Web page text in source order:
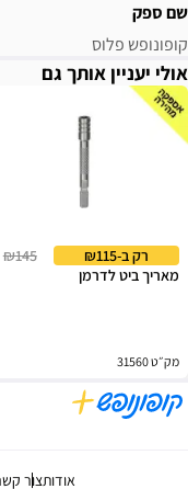
שם ספק
קופונופש פלוס
אולי יעניין אותך גם
רק ב-₪115
₪145
מאריך ביט לדרמן
מק״ט 31560
אודותצור